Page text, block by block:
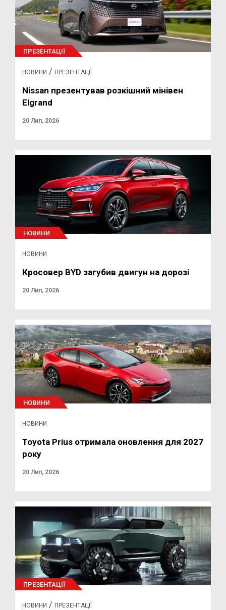
ПРЕЗЕНТАЦІЇ
НОВИНИ / ПРЕЗЕНТАЦІЇ
Nissan презентував розкішний мінівен
Elgrand
20 Лип, 2026
НОВИНИ
НОВИНИ
Кросовер BYD загубив двигун на дорозі
20 Лип, 2026
НОВИНИ
НОВИНИ
Toyota Prius отримала оновлення для 2027
року
20 Лип, 2026
ПРЕЗЕНТАЦІЇ
НОВИНИ / ПРЕЗЕНТАЦІЇ